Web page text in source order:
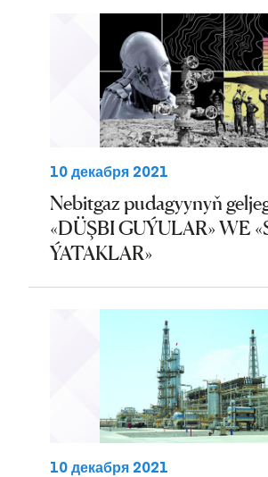
10 декабря 2021
Nebitgaz pudagyynyň
«DÜŞBI GUÝULAR» WE
ÝATAKLAR»
10 декабря 2021